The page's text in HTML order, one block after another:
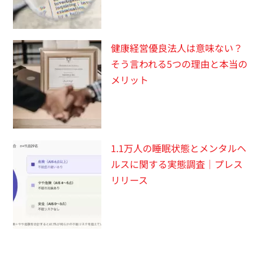
健康経営優良法人は意味ない？
そう言われる5つの理由と本当の
メリット
1.1万人の睡眠状態とメンタルヘ
ルスに関する実態調査｜プレス
リリース